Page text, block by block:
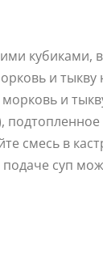
кубиками,
и
и
смесь в
суп